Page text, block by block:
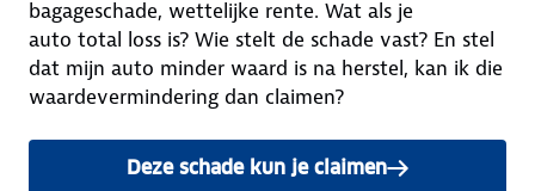
bagageschade, wettelijke rente. Wat als je
auto total loss is? Wie stelt de schade vast? En stel
dat mijn auto minder waard is na herstel, kan ik die
waardevermindering dan claimen?
Deze schade kun je claimen